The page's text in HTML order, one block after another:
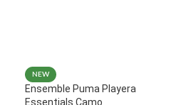
NEW
Ensemble Puma Playera
Essentials Camo